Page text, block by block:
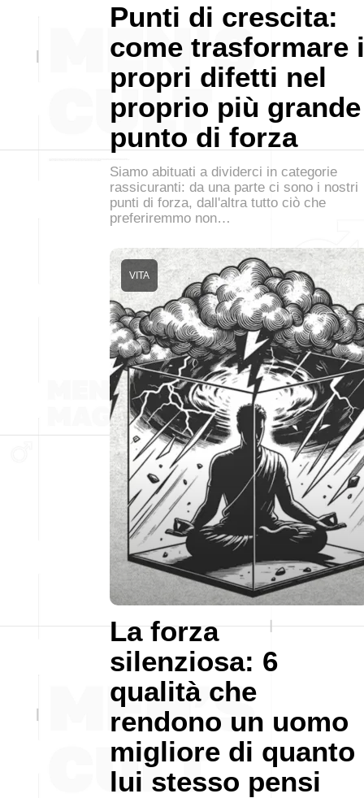
Punti di crescita:
come trasformare i
propri difetti nel
proprio più grande
punto di forza
Siamo abituati a dividerci in categorie
rassicuranti: da una parte ci sono i nostri
punti di forza, dall'altra tutto ciò che
preferiremmo non…
La forza
silenziosa: 6
qualità che
rendono un uomo
migliore di quanto
lui stesso pensi
VITA